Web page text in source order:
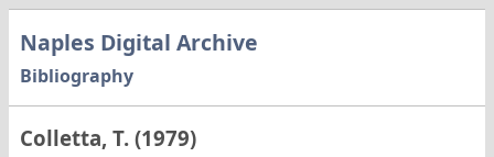
Naples Digital Archive
Bibliography
Colletta, T. (1979)